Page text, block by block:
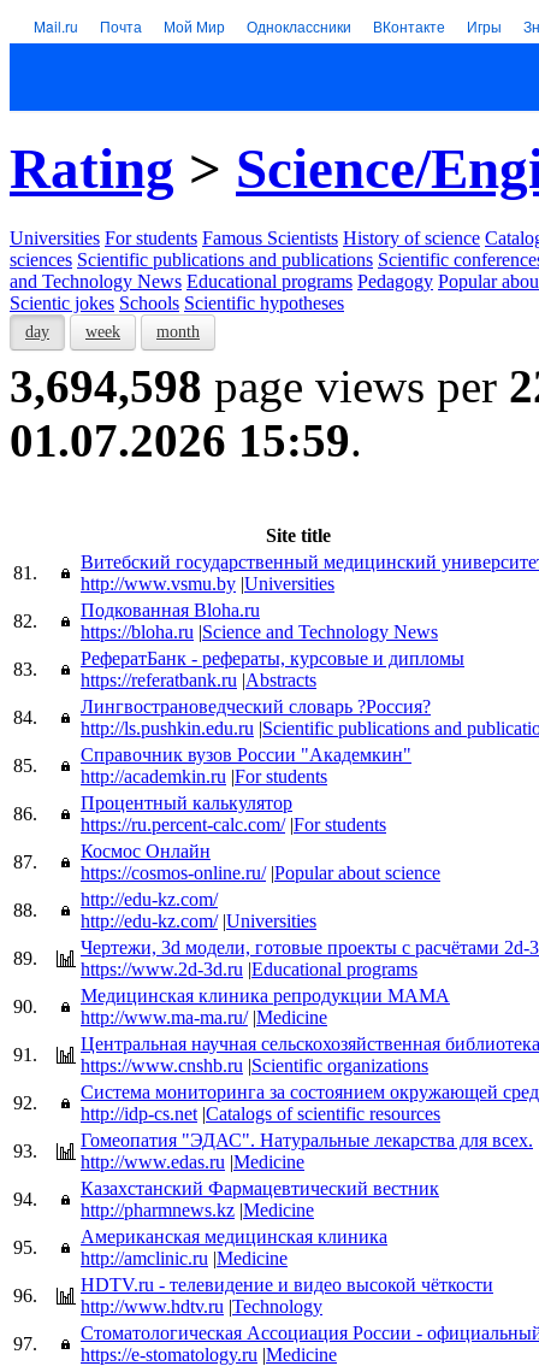
Mail.ru Почта Мой Мир Одноклассники ВКонтакте Игры
Rating > Science/
Universities For students Famous Scientists History of science
sciences Scientific publications and publications Scientific
and Technology News Educational programs Pedagogy Popular
Scientic jokes Schools Scientific hypotheses
day week month
3,694,598 page views per
01.07.2026 15:59.
Site title
81.
Витебский государственный медицинский
http://www.vsmu.by |Universities
82.
Подкованная Bloha.ru
https://bloha.ru |Science and Technology News
83.
РефератБанк - рефераты, курсовые и дипломы
https://referatbank.ru |Abstracts
84.
Лингвострановедческий словарь ?Россия?
http://ls.pushkin.edu.ru |Scientific publications and
85.
Справочник вузов России "Академкин"
http://academkin.ru |For students
86.
Процентный калькулятор
https://ru.percent-calc.com/ |For students
87.
Космос Онлайн
https://cosmos-online.ru/ |Popular about science
88.
http://edu-kz.com/
http://edu-kz.com/ |Universities
89.
Чертежи, 3d модели, готовые проекты с расчётами 2d-
https://www.2d-3d.ru |Educational programs
90.
Медицинская клиника репродукции МАМА
http://www.ma-ma.ru/ |Medicine
91.
Центральная научная сельскохозяйственная библиотека
https://www.cnshb.ru |Scientific organizations
92.
Система мониторинга за состоянием окружающей
http://idp-cs.net |Catalogs of scientific resources
93.
Гомеопатия "ЭДАС". Натуральные лекарства для всех.
http://www.edas.ru |Medicine
94.
Казахстанский Фармацевтический вестник
http://pharmnews.kz |Medicine
95.
Американская медицинская клиника
http://amclinic.ru |Medicine
96.
HDTV.ru - телевидение и видео высокой чёткости
http://www.hdtv.ru |Technology
97.
Стоматологическая Ассоциация России -
https://e-stomatology.ru |Medicine